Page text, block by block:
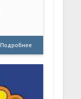
Подробнее